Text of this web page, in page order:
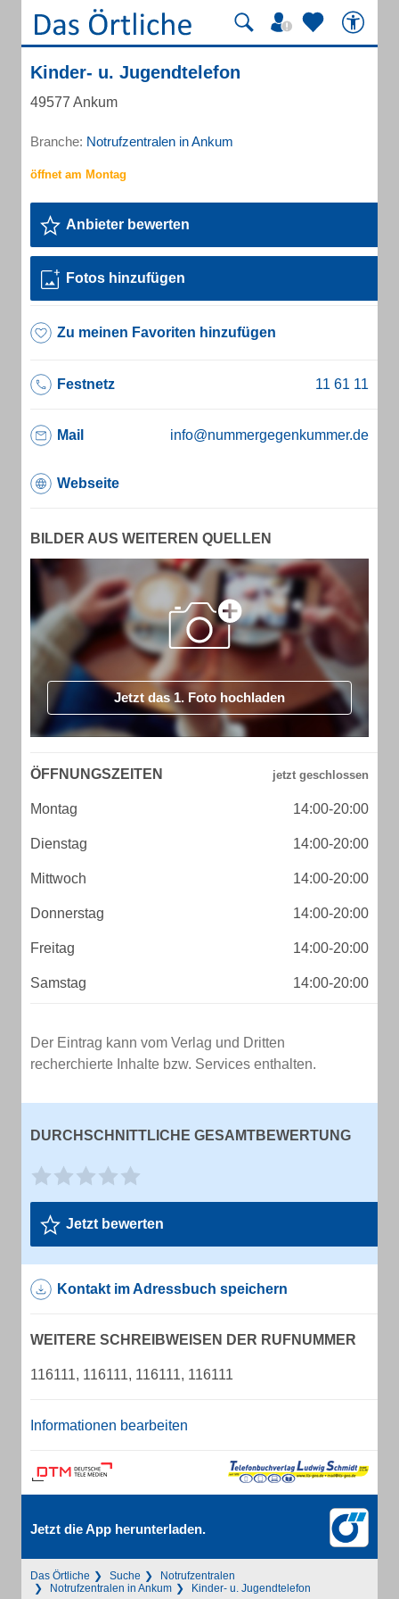
Kinder- u. Jugendtelefon
49577 Ankum
Branche: Notrufzentralen in Ankum
Anbieter bewerten
Fotos hinzufügen
Zu meinen Favoriten hinzufügen
Festnetz
Mail info@nummergegenkummer.de
Webseite
BILDER AUS WEITEREN QUELLEN
Jetzt das 1. Foto hochladen
ÖFFNUNGSZEITEN
Montag 14:00-20:00
Dienstag 14:00-20:00
Mittwoch 14:00-20:00
Donnerstag 14:00-20:00
Freitag 14:00-20:00
Samstag 14:00-20:00
Der Eintrag kann vom Verlag und Dritten
recherchierte Inhalte bzw. Services enthalten.
DURCHSCHNITTLICHE GESAMTBEWERTUNG
Jetzt bewerten
Kontakt im Adressbuch speichern
WEITERE SCHREIBWEISEN DER RUFNUMMER
116111, 116111, 116111, 116111
Informationen bearbeiten
Jetzt die App herunterladen.
Das Örtliche Suche
Notrufzentralen
Notrufzentralen in Ankum
Kinder- u. Jugendtelefon